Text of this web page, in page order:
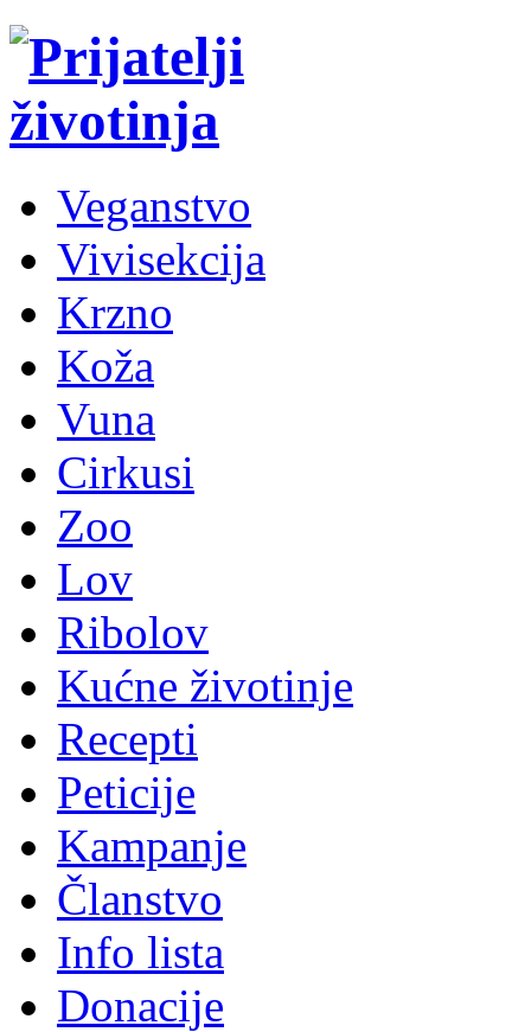
Veganstvo
Vivisekcija
Krzno
Koža
Vuna
Cirkusi
Zoo
Lov
Ribolov
Kućne životinje
Recepti
Peticije
Kampanje
Članstvo
Info lista
Donacije